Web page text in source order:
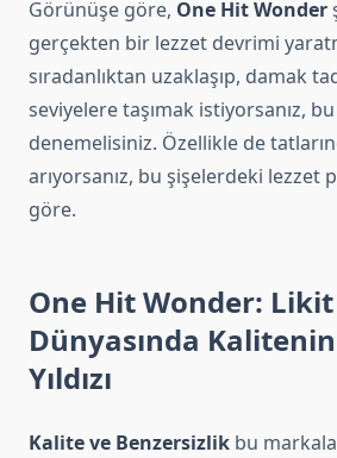
Görünüşe göre, One Hit Wonder
gerçekten bir lezzet devrimi
sıradanlıktan uzaklaşıp, damak
seviyelere taşımak istiyorsanız,
denemelisiniz. Özellikle de
arıyorsanız, bu şişelerdeki lezzet
göre.
One Hit Wonder: Likit
Dünyasında
Yıldızı
Kalite ve Benzersizlik bu